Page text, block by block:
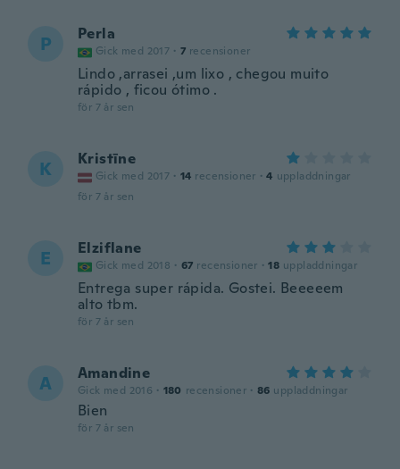
P Perla
Gick med 2017 · 7 recensioner
Lindo ,arrasei ,um lixo , chegou muito
rápido , ficou ótimo .
för 7 år sen
K Kristīne
Gick med 2017 · 14 recensioner · 4 uppladdningar
för 7 år sen
E Elziflane
Gick med 2018 · 67 recensioner · 18 uppladdningar
Entrega super rápida. Gostei. Beeeeem
alto tbm.
för 7 år sen
A Amandine
Gick med 2016 · 180 recensioner · 86 uppladdningar
Bien
för 7 år sen